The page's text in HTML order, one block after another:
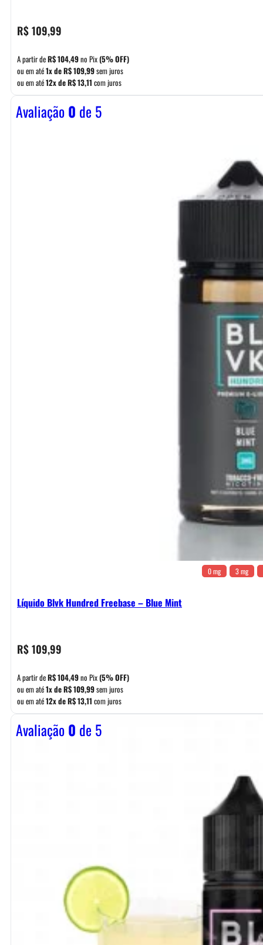
R$109,99
A partir deR$104,49no Pix(5% OFF)
ou em até1x deR$109,99sem juros
ou em até12x deR$13,11 com juros
Avaliação0 de 5
0 mg 3 mg
Líquido Blvk Hundred Freebase – Blue Mint
R$109,99
A partir deR$104,49no Pix(5% OFF)
ou em até1x deR$109,99sem juros
ou em até12x deR$13,11 com juros
Avaliação0 de 5